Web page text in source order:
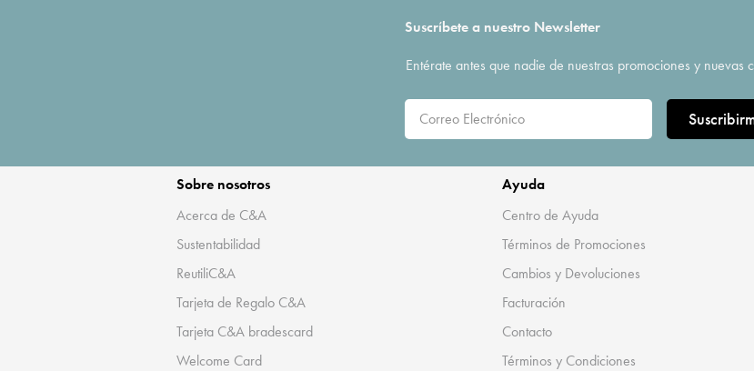
Suscríbete a nuestro Newsletter
Entérate antes que nadie de nuestras promociones y nuevas
Sobre nosotros
Acerca de C&A
Sustentabilidad
ReutiliC&A
Tarjeta de Regalo C&A
Tarjeta C&A bradescard
Welcome Card
Ayuda
Centro de Ayuda
Términos de Promociones
Cambios y Devoluciones
Facturación
Contacto
Términos y Condiciones